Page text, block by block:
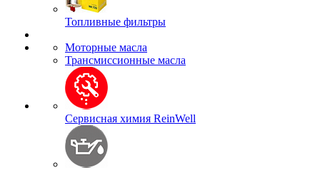
Топливные фильтры
Моторные масла
Трансмиссионные масла
Сервисная химия ReinWell